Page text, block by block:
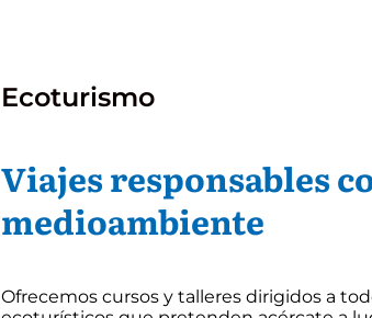
Ecoturismo
Viajes responsables
medioambiente
Ofrecemos cursos y talleres dirigidos a